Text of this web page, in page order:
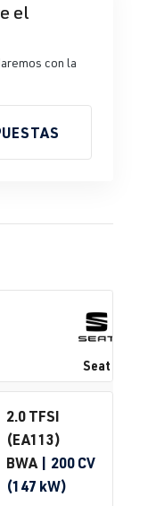
el
con la
Seat
2.0 TFSI
(EA113)
BWA | 200 CV
(147 kW)